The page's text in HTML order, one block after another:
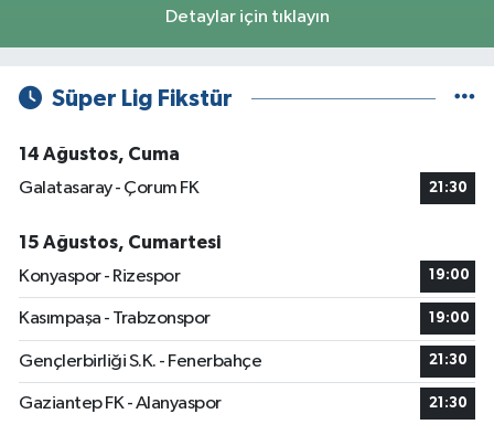
Detaylar için tıklayın
Süper Lig Fikstür
14 Ağustos, Cuma
Galatasaray - Çorum FK
21:30
15 Ağustos, Cumartesi
Konyaspor - Rizespor
19:00
Kasımpaşa - Trabzonspor 19:00
Gençlerbirliği S.K. - Fenerbahçe 21:30
Gaziantep FK - Alanyaspor 21:30